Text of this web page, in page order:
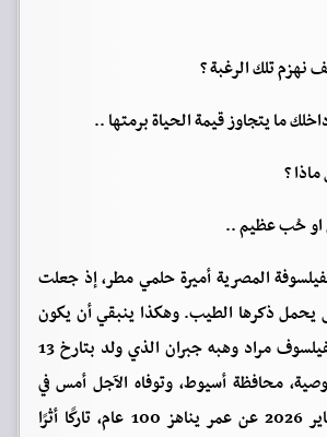
تلك الرغبة ؟
ما يتجاوز قيمة الحياة برمتها ..
؟
او حُب عظيم ..
المصرية أميرة حلمي مطر، إذ جعلت
يحمل ذكرها الطيب. وهكذا ينبقي أن يكون
موقفنا من رحيل الفيلسوف مراد وهبه جبران الذي ولد بتارخ 13
في القوصية، محافظة أسيوط، وتوفاه الآجل أمس في
القاهرة بتاريخ 7 يناير 2026 عن عمر يناهز 100 عام، تاركًا أثرًا